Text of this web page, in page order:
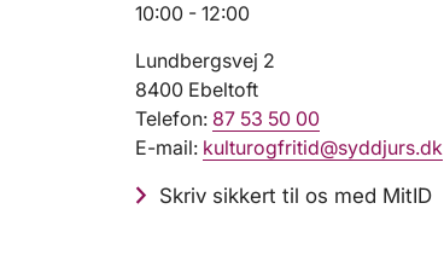
10:00 - 12:00
Lundbergsvej 2
8400 Ebeltoft
Telefon: 87 53 50 00
E-mail: kulturogfritid@syddjurs.dk
Skriv sikkert til os med MitID